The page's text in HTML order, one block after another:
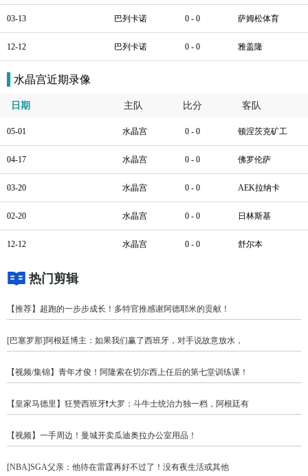
03-13 巴列卡诺 0 - 0 萨姆松体育
12-12 巴列卡诺 0 - 0 雅盖隆
水晶宫近期录像
日期 主队 比分 客队
05-01 水晶宫 0 - 0 顿涅茨克矿工
04-17 水晶宫 0 - 0 佛罗伦萨
03-20 水晶宫 0 - 0 AEK拉纳卡
02-20 水晶宫 0 - 0 日林斯基
12-12 水晶宫 0 - 0 舒尔本
热门剪辑
【推荐】超跑的一步步成长！多特官推感谢阿德耶米的贡献！
[巴塞罗那]阿根廷博主：如果我们赢了西班牙，对手说故意放水，
【视频/集锦】青年才俊！阿隆索在切尔西上任后的第七堂训练课！
【皇家马德里】狂赞西班牙❗大罗：斗牛士统治力独一档，阿根廷有
【视频】一手周边！曼城开卖瓜迪奥拉办公室用品！
[NBA]SGA父亲：他待在雷霆再好不过了！没有夜生活或其他